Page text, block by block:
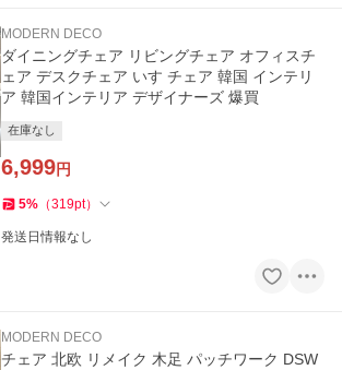
MODERN DECO
ダイニングチェア リビングチェア オフィスチ
ェア デスクチェア いす チェア 韓国 インテリ
ア 韓国インテリア デザイナーズ 爆買
在庫なし
6,999円
5% （319pt）
発送日情報なし
MODERN DECO
チェア 北欧 リメイク 木足 パッチワーク DSW